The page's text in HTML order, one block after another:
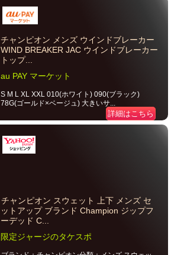
チャンピオン メンズ ウインドブレーカー
WIND BREAKER JAC ウインドブレーカー
トップ...
au PAY マーケット
S M L XL XXL 010(ホワイト) 090(ブラック)
78G(ゴールド×ベージュ) 大きいサ...
詳細はこちら
チャンピオン スウェット 上下 メンズ セ
ットアップ ブランド Champion ジップフ
ーデッド C...
限定ジャージのタケスポ